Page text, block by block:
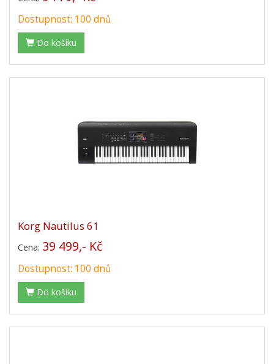
Dostupnost: 100 dnů
Do košíku
Korg Nautilus 61
Cena: 39 499,- Kč
Dostupnost: 100 dnů
Do košíku